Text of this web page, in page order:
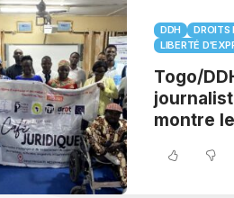
DDH DROITS
LIBERTÉ
Togo/
montre